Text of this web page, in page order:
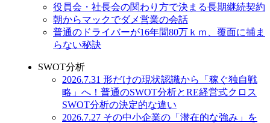
役員会・社長会の関わり方で決まる長期継続契約
朝からマックでダメ営業の会話
普通のドライバーが16年間80万ｋｍ、覆面に捕ま
らない秘訣
SWOT分析
2026.7.31 形だけの現状認識から「稼ぐ独自戦
略」へ！普通のSWOT分析とRE経営式クロス
SWOT分析の決定的な違い
2026.7.27 その中小企業の「潜在的な強み」を